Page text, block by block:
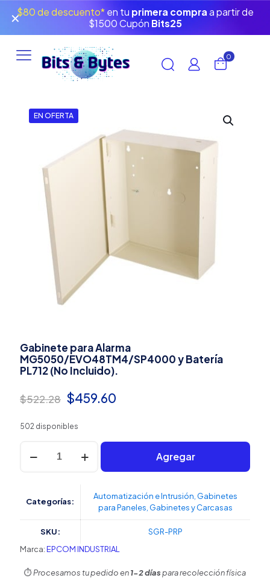
$80 de descuento*en tu primera compra a partir de
$1500 Cupón Bits25
✕
0
EN OFERTA
Gabinete para Alarma
MG5050/EVO48TM4/SP4000 y Batería
PL712 (No Incluido).
$522.28 El
era:
$522.28.
$459.60
$459.60.
502 disponibles
Gabinete
para
Alarma
Batería
Incluido).
cantidad
Agregar
Categorías:
Automatización e Intrusión Gabinetes
para Paneles Gabinetes y Carcasas
SKU:
SGR-PRP
Marca:EPCOM INDUSTRIAL
⏱️Procesamos tu pedido en1-2 díaspara recolección física